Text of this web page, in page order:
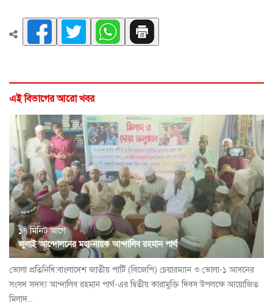
এই বিভাগের আরো খবর
১৭ মিনিট আগে
জুলাই আন্দোলনের মহা-নায়ক আন্দালিব রহমান পার্থ
ভোলা প্রতিনিধি:বাংলাদেশ জাতীয় পার্টি (বিজেপি) চেয়ারম্যান ও ভোলা-১ আসনের
সংসদ সদস্য আন্দালিব রহমান পার্থ-এর দ্বিতীয় কারামুক্তি দিবস উপলক্ষে আয়োজিত
মিলাদ...